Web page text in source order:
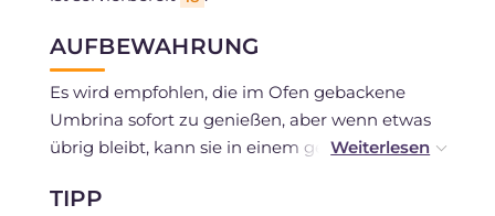
AUFBEWAHRUNG
Es wird empfohlen, die im Ofen gebackene
Umbrina sofort zu genießen, aber wenn etwas
übrig bleibt, kann sie in einem geschlossenen
aufbewahrt werden.
TIPP